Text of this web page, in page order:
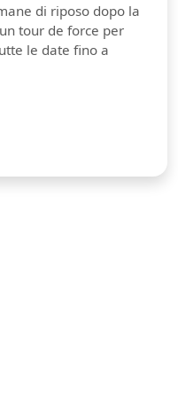
di riposo dopo la
tour de force per
le date fino a